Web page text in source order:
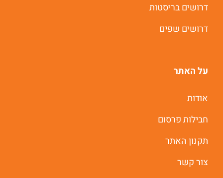
דרושים בריסטות
דרושים שפים
על האתר
אודות
חבילות פרסום
תקנון האתר
צור קשר